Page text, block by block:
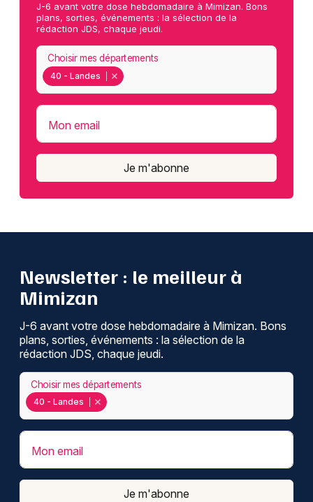
J-6 avant votre dose hebdomadaire à Mimizan. Bons
plans, sorties, événements : la sélection de la
rédaction JDS, chaque jeudi.
40 - Landes
Choisir mes départements
Mon email
Je m'abonne
Newsletter : le meilleur à
Mimizan
J-6 avant votre dose hebdomadaire à Mimizan. Bons
plans, sorties, événements : la sélection de la
rédaction JDS, chaque jeudi.
40 - Landes
Choisir mes départements
Mon email
Je m'abonne